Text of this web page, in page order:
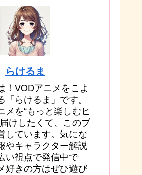
らけるま
！VODアニメをこよ
「らけるま」です。
メを“もっと楽しむヒ
けしたくて、このブ
しています。気にな
やキャラクター解説
い視点で発信中で
好きの方はぜひ遊び